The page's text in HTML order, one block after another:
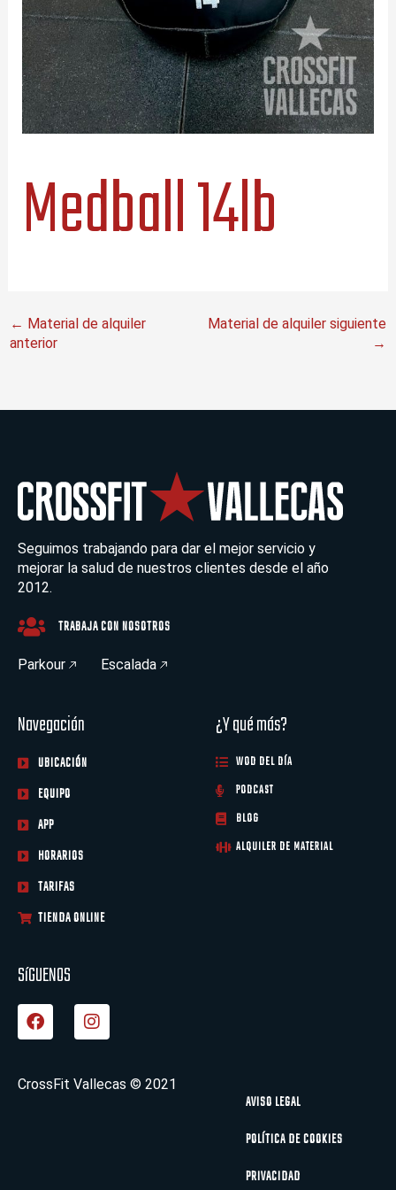
Medball 14lb
← Material de alquiler
anterior
Material de alquiler siguiente
→
Seguimos trabajando para dar el mejor servicio y
mejorar la salud de nuestros clientes desde el año
2012.
TRABAJA CON NOSOTROS
Parkour Escalada
Navegación
UBICACIÓN
EQUIPO
APP
HORARIOS
TARIFAS
TIENDA ONLINE
¿Y qué más?
WOD DEL DÍA
PODCAST
BLOG
ALQUILER DE MATERIAL
SíGUENOS
F
a
b
I
n
a
CrossFit Vallecas © 2021
AVISO LEGAL
POLÍTICA DE COOKIES
PRIVACIDAD